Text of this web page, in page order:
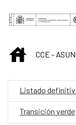
Saltar al
INICIO
CCE -
Transición verde